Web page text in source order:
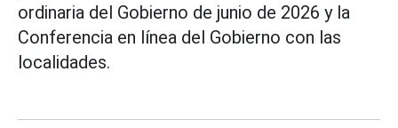
ordinaria del Gobierno de junio de 2026 y la
Conferencia en línea del Gobierno con las
localidades.